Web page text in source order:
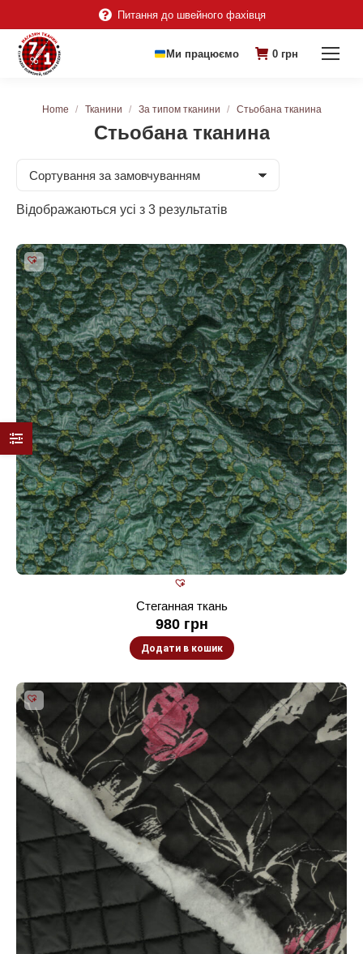
Питання до швейного фахівця
Ми працюємо 0 грн
Стьобана тканина
You are here:
Home Тканини За типом тканини Стьобана тканина
Відображаються усі з 3 результатів
Стеганная ткань
980 грн
Додати в кошик